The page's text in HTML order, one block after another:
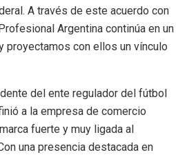
A través de este acuerdo con
Argentina continúa en un
proyectamos con ellos un vínculo
del ente regulador del fútbol
a la empresa de comercio
fuerte y muy ligada al
una presencia destacada en